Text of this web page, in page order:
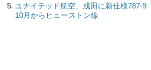
ユナイテッド航空、成田に新仕様787-9
10月からヒューストン線